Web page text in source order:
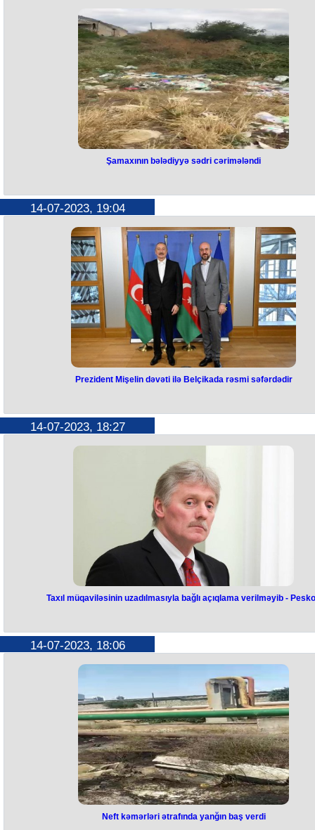
Mişellə görüşəcək, daha sonra Azərbaycan Prezidenti İlham Əliyevin
iştirakı ilə üçtərəfli görüşə qatılacaq.
Qeyd edək ki, Mişel artıq İlham Əliyevlə görüşüb.
cərimələndi
tullantılarının urnalardan kənara atılmasının, eləcə də ətraf mühitin
çirkləndirilməsinin qarşısının alınması məqsədilə rayon ərazisində
nəzarət-profilaktik tədbirlər keçirilib.
Daxili İşlər Nazirliyinin Mətbuat Xidmətinin Şəki regional qrupundan
verilən xəbərə görə, verilən məlumata görə, keçirilən tədbirlər
bəzi şəxslər tərəfindən tullantıların urnalara deyil, ətraf əraziyə atıldığı
aşkarlanıb. Onlarla izahedici söhbətlər aparılıb və barələrində
Xətalar Məcəlləsinin 266.3-cü (Məişət tullantılarının tutumlardan
yerlərə atılmasına görə) maddəsi ilə protokol tərtib edilib.
Həmçinin, rayonun Qurdtəpə kəndində sənaye və məişət
qalaqlanması, eləcə də yandırılması zamanı ətraf mühitin mühafizəsi
tələblərinə əməl edilməməsi faktları aşkar olunduğu üçün bələdiyyə
barəsində İnzibati Xətalar Məcəlləsinin 271-ci (sənaye və məişət
tullantılarının qalaqlanması və yandırılması zamanı ətraf mühitin
mühafizəsi tələblərinə əməl edilməməsi) maddəsi isə inzibati tənbeh
tədbiri görülüb.
Şamaxının bələdiyyə sədri cərimələndi
14-07-2023, 19:04
Belçikada rəsmi səfərdədir
Şurasının Prezidenti Şarl Mişelin dəvəti ilə iyulun 14-də Belçika
işgüzar səfərə gedib. Bu barədə Prezidentin mətbuat xidməti
yayıb.
Dövlət başçısının Brüsseldə Avropa İttifaqı Şurasının Prezidenti Şarl
Mişellə görüşü başlayıb.
Prezident Mişelin dəvəti ilə Belçikada rəsmi səfərdədir
14-07-2023, 18:27
bağlı açıqlama verilməyib -
Bunu Rusiya prezidentinin sözçüsü Dmitri Peskov "İnterfaks"a
açıqlamasında bildirib. “Biz bununla bağlı heç bir açıqlama
Peskov deyib.
Qeyd edək ki, bundan əvvəl bir sıra KİV-lər Rusiyanın taxıl sazişinin
uzadılmasına razılıq verməsi barədə xəbər yayımlayıb.
Taxıl müqaviləsinin uzadılmasıyla bağlı açıqlama verilməyib -
14-07-2023, 18:06
Neft kəmərləri ətrafında yanğın baş verdi